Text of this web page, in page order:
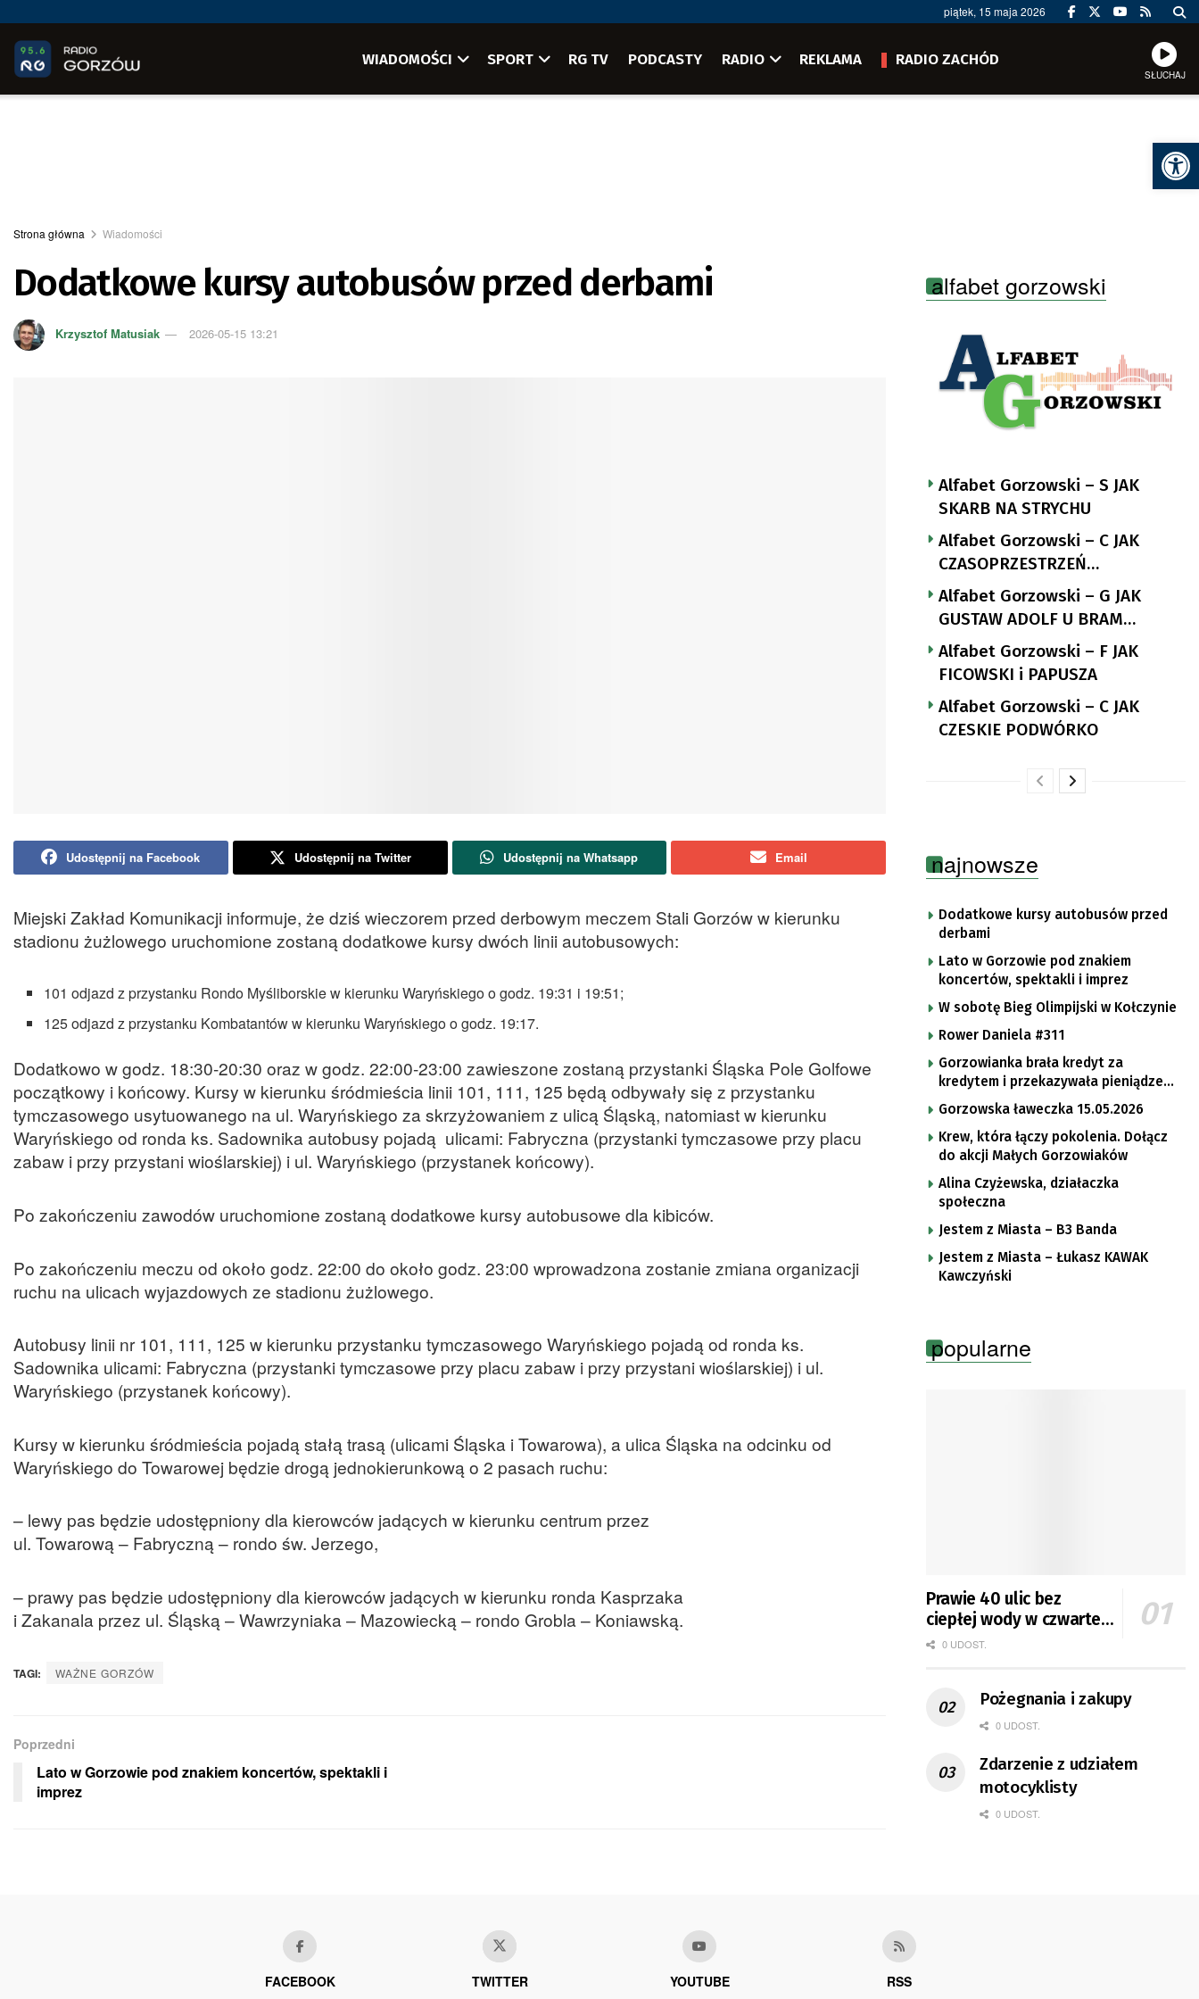
piątek, 15 maja 2026
WIADOMOŚCI SPORT RG TV PODCASTY RADIO REKLAMA RADIO ZACHÓD
SŁUCHAJ
Strona główna Wiadomości
Dodatkowe kursy autobusów przed derbami
Krzysztof Matusiak 2026-05-15 13:21
Udostępnij na Facebook Udostępnij na Twitter Udostępnij na Whatsapp Email
Miejski Zakład Komunikacji informuje, że dziś wieczorem przed derbowym meczem Stali Gorzów w kierunku
stadionu żużlowego uruchomione zostaną dodatkowe kursy dwóch linii autobusowych:
101 odjazd z przystanku Rondo Myśliborskie w kierunku Waryńskiego o godz. 19:31 i 19:51;
125 odjazd z przystanku Kombatantów w kierunku Waryńskiego o godz. 19:17.
Dodatkowo w godz. 18:30-20:30 oraz w godz. 22:00-23:00 zawieszone zostaną przystanki Śląska Pole Golfowe
początkowy i końcowy. Kursy w kierunku śródmieścia linii 101, 111, 125 będą odbywały się z przystanku
tymczasowego usytuowanego na ul. Waryńskiego za skrzyżowaniem z ulicą Śląską, natomiast w kierunku
Waryńskiego od ronda ks. Sadownika autobusy pojadą ulicami: Fabryczna (przystanki tymczasowe przy placu
zabaw i przy przystani wioślarskiej) i ul. Waryńskiego (przystanek końcowy).
Po zakończeniu zawodów uruchomione zostaną dodatkowe kursy autobusowe dla kibiców.
Po zakończeniu meczu od około godz. 22:00 do około godz. 23:00 wprowadzona zostanie zmiana organizacji
ruchu na ulicach wyjazdowych ze stadionu żużlowego.
Autobusy linii nr 101, 111, 125 w kierunku przystanku tymczasowego Waryńskiego pojadą od ronda ks.
Sadownika ulicami: Fabryczna (przystanki tymczasowe przy placu zabaw i przy przystani wioślarskiej) i ul.
Waryńskiego (przystanek końcowy).
Kursy w kierunku śródmieścia pojadą stałą trasą (ulicami Śląska i Towarowa), a ulica Śląska na odcinku od
Waryńskiego do Towarowej będzie drogą jednokierunkową o 2 pasach ruchu:
– lewy pas będzie udostępniony dla kierowców jadących w kierunku centrum przez
ul. Towarową – Fabryczną – rondo św. Jerzego,
– prawy pas będzie udostępniony dla kierowców jadących w kierunku ronda Kasprzaka
i Zakanala przez ul. Śląską – Wawrzyniaka – Mazowiecką – rondo Grobla – Koniawską.
TAGI: WAŻNE GORZÓW
Poprzedni
Lato w Gorzowie pod znakiem koncertów, spektakli i
imprez
alfabet gorzowski
Alfabet Gorzowski – S JAK
SKARB NA STRYCHU
Alfabet Gorzowski – C JAK
CZASOPRZESTRZEŃ
NUTTGENSA
Alfabet Gorzowski – G JAK
GUSTAW ADOLF U BRAM
LANDSBERGA
Alfabet Gorzowski – F JAK
FICOWSKI i PAPUSZA
Alfabet Gorzowski – C JAK
CZESKIE PODWÓRKO
najnowsze
Dodatkowe kursy autobusów przed
derbami
Lato w Gorzowie pod znakiem
koncertów, spektakli i imprez
W sobotę Bieg Olimpijski w Kołczynie
Rower Daniela #311
Gorzowianka brała kredyt za
kredytem i przekazywała pieniądze
oszustom
Gorzowska ławeczka 15.05.2026
Krew, która łączy pokolenia. Dołącz
do akcji Małych Gorzowiaków
Alina Czyżewska, działaczka
społeczna
Jestem z Miasta – B3 Banda
Jestem z Miasta – Łukasz KAWAK
Kawczyński
popularne
Prawie 40 ulic bez
ciepłej wody w czwartek
i piątek
0 UDOST.
Pożegnania i zakupy
0 UDOST.
Zdarzenie z udziałem
motocyklisty
0 UDOST.
FACEBOOK TWITTER YOUTUBE RSS